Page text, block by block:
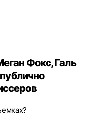
Фокс, Галь